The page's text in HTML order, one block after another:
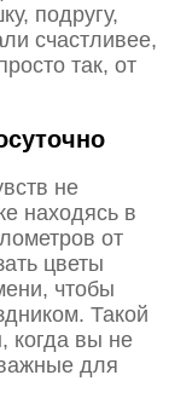
подругу,
счастливее,
так, от
не
находясь в
от
цветы
чтобы
Такой
когда вы не
для